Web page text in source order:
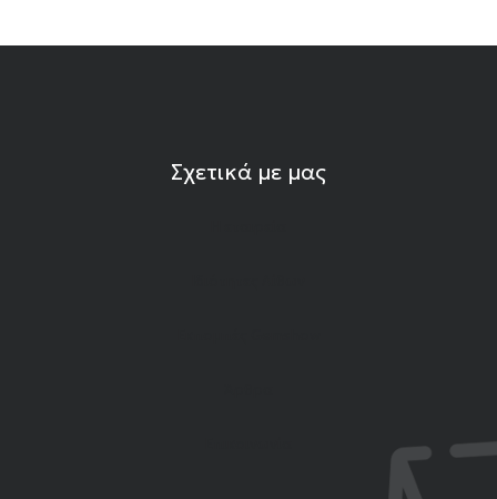
Σχετικά με μας